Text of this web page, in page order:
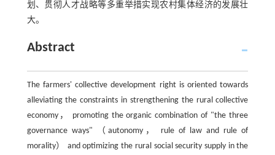
划、贯彻人才战略等多重举措实现农村集体经济的发展壮
大。
Abstract
The farmers' collective development right is oriented towards
alleviating the constraints in strengthening the rural collective
economy， promoting the organic combination of "the three
governance ways" （autonomy， rule of law and rule of
morality） and optimizing the rural social security supply in the